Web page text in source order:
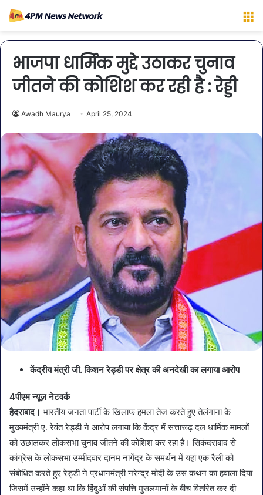
भाजपा धार्मिक मुद्दे उठाकर चुनाव
जीतने की कोशिश कर रही है : रेड्डी
Awadh Maurya April 25, 2024
केंद्रीय मंत्री जी. किशन रेड्डी पर क्षेत्र की अनदेखी का लगाया आरोप
4पीएम न्यूज़ नेटवर्क
हैदराबाद। भारतीय जनता पार्टी के खिलाफ हमला तेज करते हुए तेलंगाना के
मुख्यमंत्री ए. रेवंत रेड्डी ने आरोप लगाया कि केंद्र में सत्तारूढ़ दल धार्मिक मामलों
को उछालकर लोकसभा चुनाव जीतने की कोशिश कर रहा है। सिकंदराबाद से
कांग्रेस के लोकसभा उम्मीदवार दानम नागेंद्र के समर्थन में यहां एक रैली को
संबोधित करते हुए रेड्डी ने प्रधानमंत्री नरेन्द्र मोदी के उस कथन का हवाला दिया
जिसमें उन्होंने कहा था कि हिंदुओं की संपत्ति मुसलमानों के बीच वितरित कर दी